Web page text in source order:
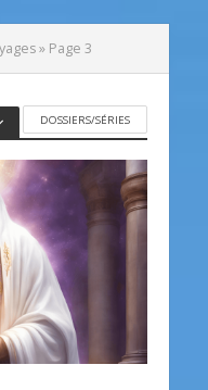
» Page 3
DOSSIERS/SÉRIES